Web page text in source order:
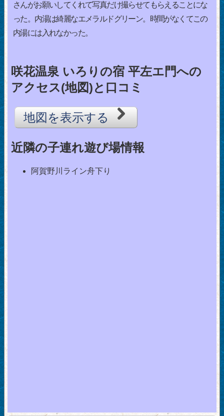
さんがお願いしてくれて写真だけ撮らせてもらえることにな
った。内湯は綺麗なエメラルドグリーン。時間がなくてこの
内湯には入れなかった。
咲花温泉 いろりの宿 平左エ門への
アクセス(地図)と口コミ
地図を表示する
近隣の子連れ遊び場情報
阿賀野川ライン舟下り